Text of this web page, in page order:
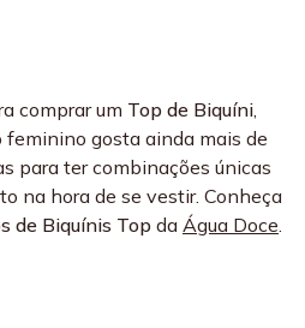
comprar um Top de Biquíni,
feminino gosta ainda mais de
para ter combinações únicas
na hora de se vestir. Conheça
de Biquínis Top da Água Doce.
Top